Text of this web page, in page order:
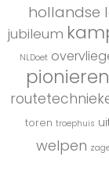
hollandse
jubileum
NLDoet
pionieren
toren troephuis
welpen